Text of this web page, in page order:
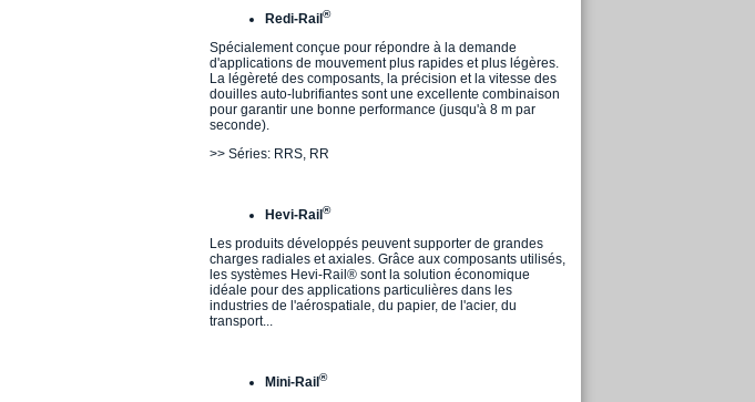
Redi-Rail ®
Spécialement conçue pour répondre à la demande
d'applications de mouvement plus rapides et plus légères.
La légèreté des composants, la précision et la vitesse des
douilles auto-lubrifiantes sont une excellente combinaison
pour garantir une bonne performance (jusqu'à 8 m par
seconde).
>> Séries: RRS, RR
Hevi-Rail ®
Les produits développés peuvent supporter de grandes
charges radiales et axiales. Grâce aux composants utilisés,
les systèmes Hevi-Rail® sont la solution économique
idéale pour des applications particulières dans les
industries de l'aérospatiale, du papier, de l'acier, du
transport...
Mini-Rail ®